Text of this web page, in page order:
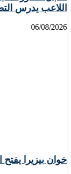
اللاعب يدرس
06/08/2026
خوان بيزيرا